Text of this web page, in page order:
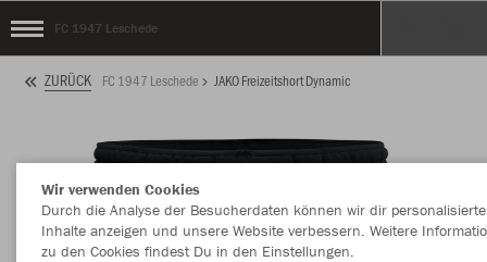
FC 1947 Leschede
ZURÜCK FC 1947 Leschede JAKO Freizeitshort Dynamic
Wir verwenden Cookies
Durch die Analyse der Besucherdaten können wir dir personalisierte
Inhalte anzeigen und unsere Website verbessern. Weitere
zu den Cookies findest Du in den Einstellungen.